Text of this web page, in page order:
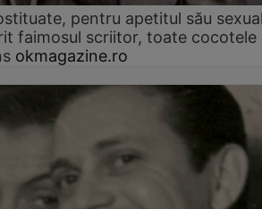
pentru apetitul său
faimosul scriitor, toate cocotele
okmagazine.ro